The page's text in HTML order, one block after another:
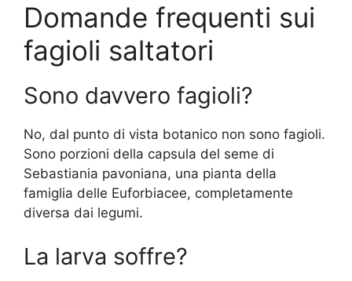
Domande frequenti sui
fagioli saltatori
Sono davvero fagioli?
No, dal punto di vista botanico non sono fagioli.
Sono porzioni della capsula del seme di
Sebastiania pavoniana, una pianta della
famiglia delle Euforbiacee, completamente
diversa dai legumi.
La larva soffre?